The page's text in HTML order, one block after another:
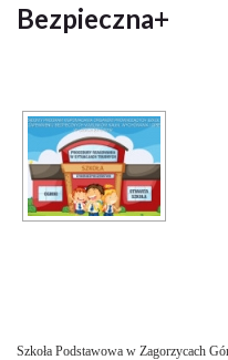
Bezpieczna+
Szkoła Podstawowa w Zagorzycach